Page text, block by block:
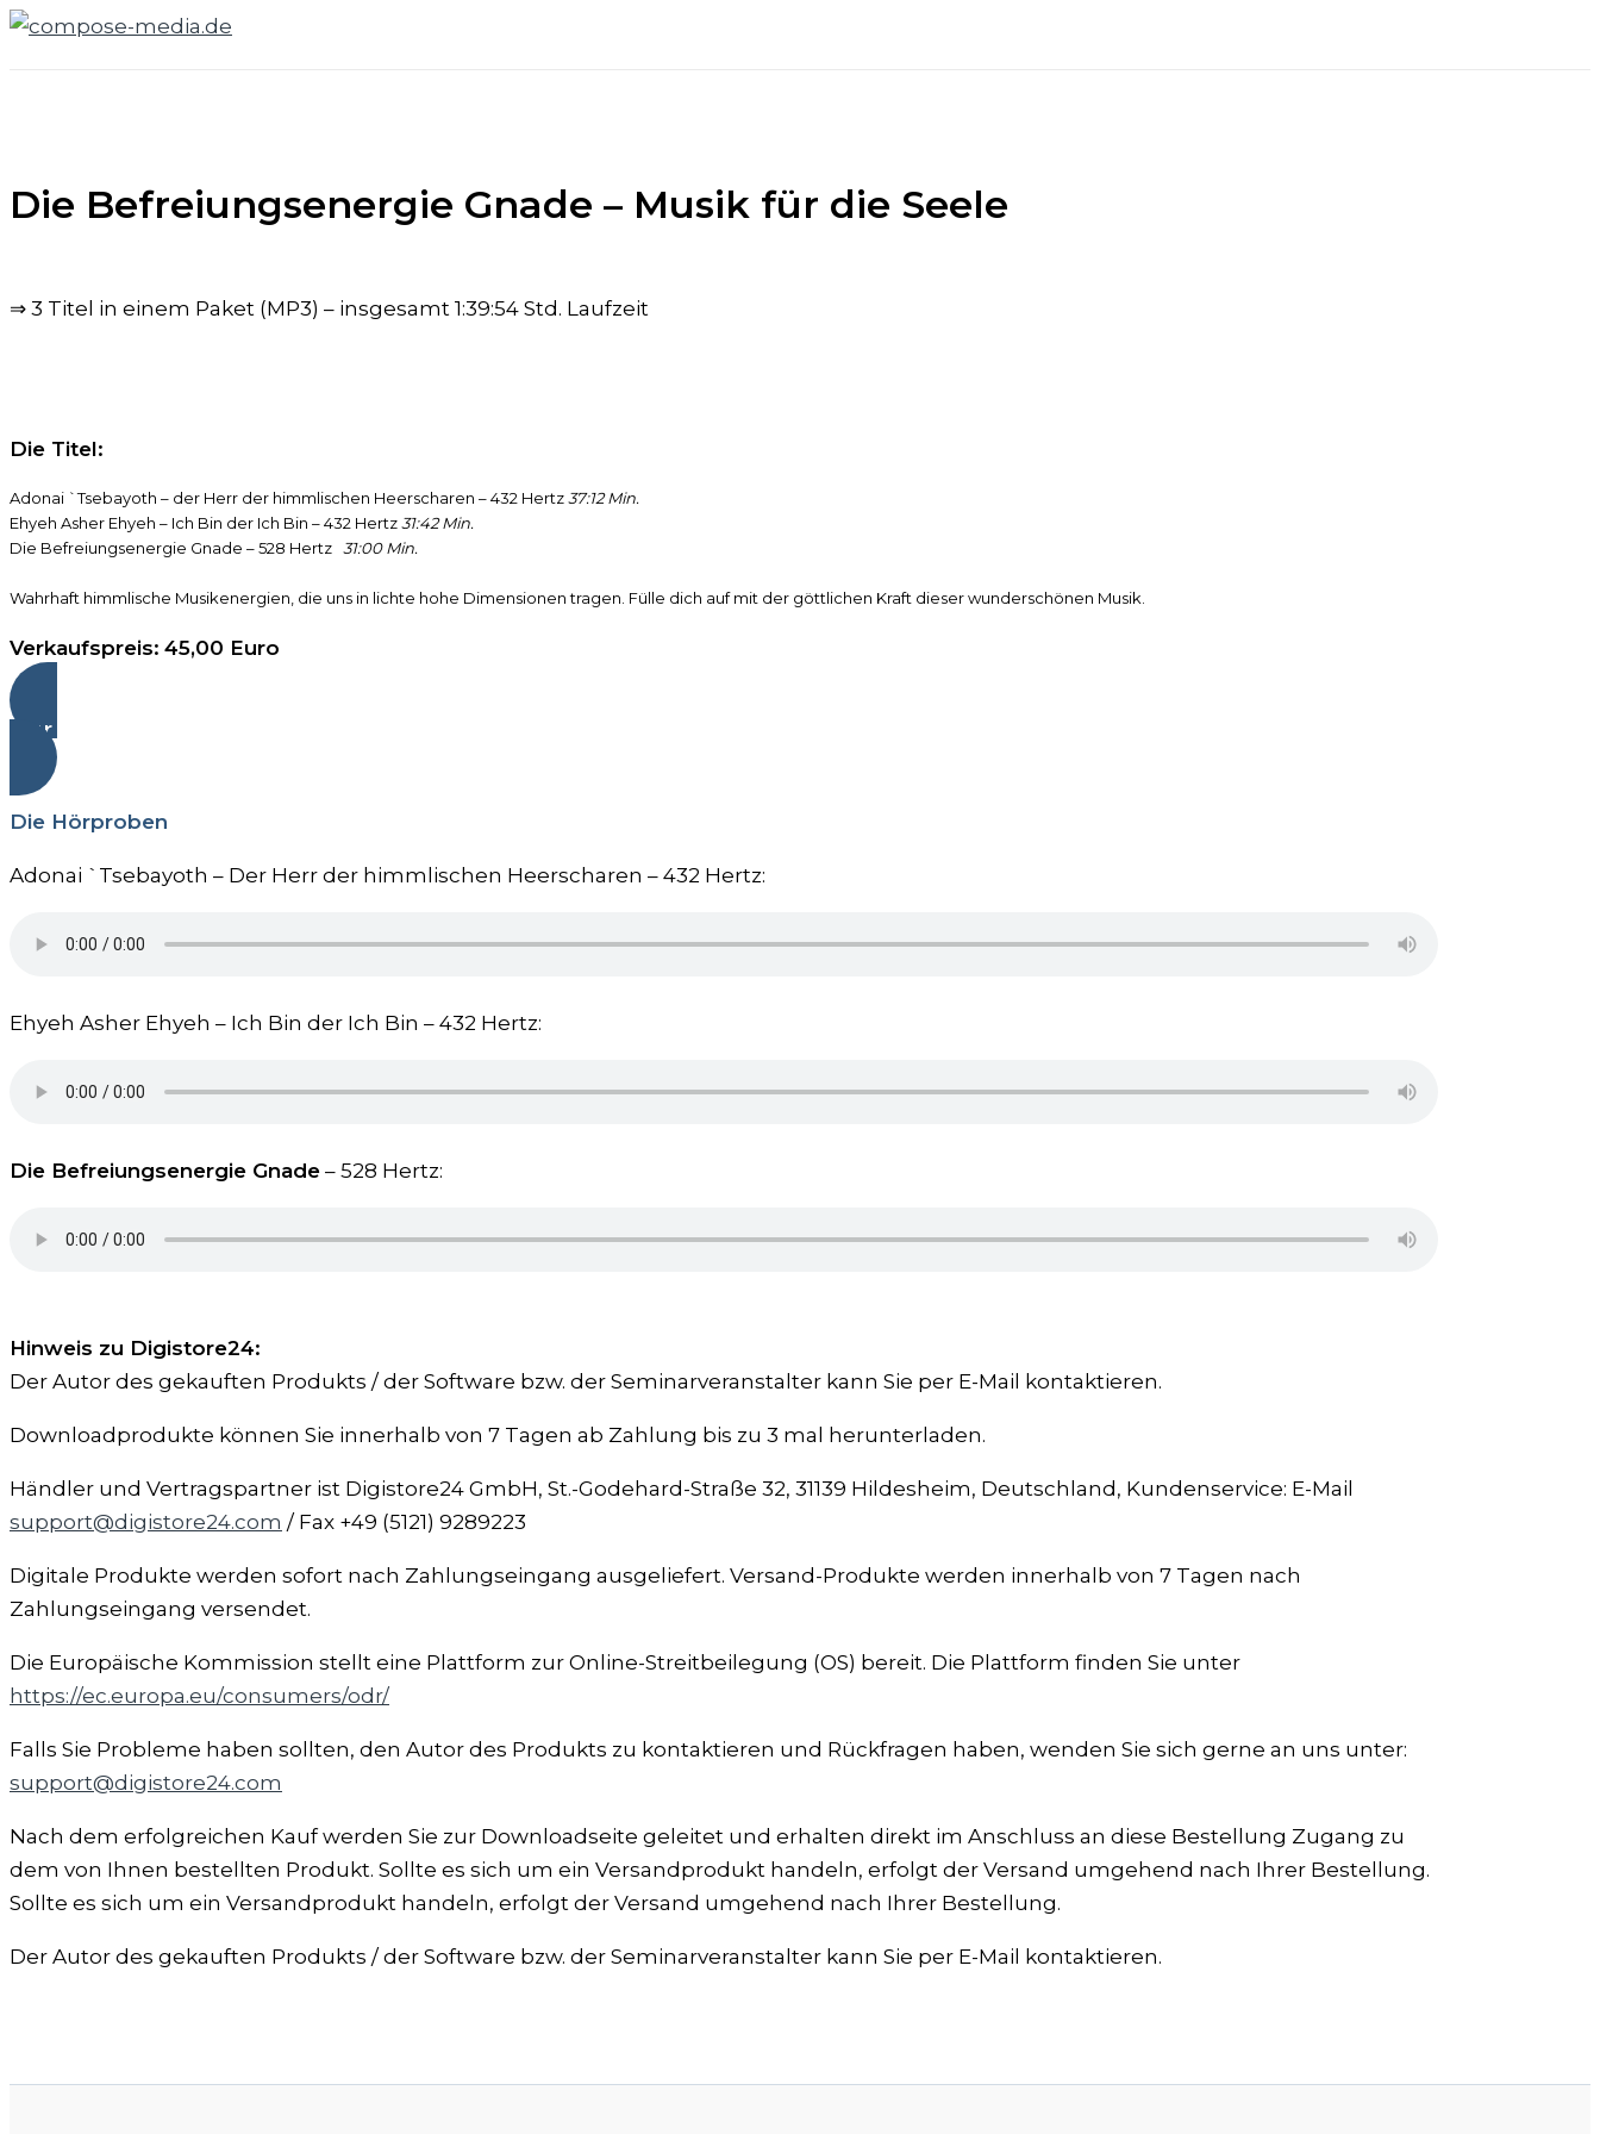
Zum
Die Befreiungsenergie Gnade – Musik für die Seele
⇒ 3 Titel in einem Paket (MP3) – insgesamt 1:39:54 Std. Laufzeit
Die Titel:
Adonai `Tsebayoth – der Herr der himmlischen Heerscharen – 432 Hertz37:12 Min.
Ehyeh Asher Ehyeh – Ich Bin der Ich Bin – 432 Hertz31:42 Min.
Die Befreiungsenergie Gnade – 528 Hertz 31:00 Min.
Wahrhaft himmlische Musikenergien, die uns in lichte hohe Dimensionen tragen. Fülle dich auf mit der göttlichen Kraft dieser wunderschönen Musik.
Verkaufspreis: 45,00 Euro
Zur Kasse
Die Hörproben
Adonai `Tsebayoth – Der Herr der himmlischen Heerscharen – 432 Hertz:
Ehyeh Asher Ehyeh – Ich Bin der Ich Bin – 432 Hertz:
Die Befreiungsenergie Gnade – 528 Hertz:
Hinweis zu Digistore24:
Der Autor des gekauften Produkts / der Software bzw. der Seminarveranstalter kann Sie per E-Mail kontaktieren.
Downloadprodukte können Sie innerhalb von 7 Tagen ab Zahlung bis zu 3 mal herunterladen.
Händler und Vertragspartner ist Digistore24 GmbH, St.-Godehard-Straße 32, 31139 Hildesheim, Deutschland, Kundenservice: E-Mail
support@digistore24.com / Fax +49 (5121) 9289223
Digitale Produkte werden sofort nach Zahlungseingang ausgeliefert. Versand-Produkte werden innerhalb von 7 Tagen nach
Zahlungseingang versendet.
Die Europäische Kommission stellt eine Plattform zur Online-Streitbeilegung (OS) bereit. Die Plattform finden Sie unter
https://ec.europa.eu/consumers/odr/
Falls Sie Probleme haben sollten, den Autor des Produkts zu kontaktieren und Rückfragen haben, wenden Sie sich gerne an uns unter:
support@digistore24.com
Nach dem erfolgreichen Kauf werden Sie zur Downloadseite geleitet und erhalten direkt im Anschluss an diese Bestellung Zugang zu
dem von Ihnen bestellten Produkt. Sollte es sich um ein Versandprodukt handeln, erfolgt der Versand umgehend nach Ihrer Bestellung.
Sollte es sich um ein Versandprodukt handeln, erfolgt der Versand umgehend nach Ihrer Bestellung.
Der Autor des gekauften Produkts / der Software bzw. der Seminarveranstalter kann Sie per E-Mail kontaktieren.